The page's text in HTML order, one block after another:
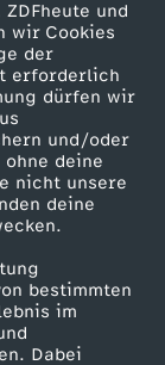
und
wir Cookies
der
erforderlich
dürfen wir
und/oder
deine
nicht unsere
deine
bestimmten
im
Dabei